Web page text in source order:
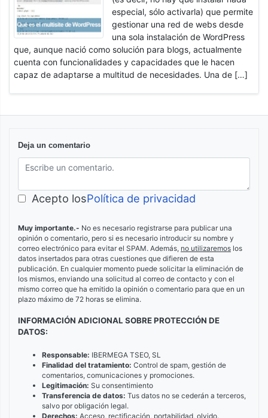
especial, sólo activarla) que permite
gestionar una red de webs desde
una sola instalación de WordPress
que, aunque nació como solución para blogs, actualmente
cuenta con funcionalidades y capacidades que le hacen
capaz de adaptarse a multitud de necesidades. Una de […]
Deja un comentario
Acepto losPolítica de privacidad
Muy importante.- No es necesario registrarse para publicar una
opinión o comentario, pero si es necesario introducir su nombre y
correo electrónico para evitar el SPAM. Además, no utilizaremos los
datos insertados para otras cuestiones que difieren de esta
publicación. En cualquier momento puede solicitar la eliminación de
los mismos, enviando una solicitud al correo de contacto y con el
mismo correo que ha emitido la opinión o comentario para que en un
plazo máximo de 72 horas se elimina.
INFORMACIÓN ADICIONAL SOBRE PROTECCIÓN DE
DATOS:
Responsable: IBERMEGA TSEO, SL
Finalidad del tratamiento: Control de spam, gestión de
comentarios, comunicaciones y promociones.
Legitimación: Su consentimiento
Transferencia de datos: Tus datos no se cederán a terceros,
salvo por obligación legal.
Derechos: Acceso, rectificación, portabilidad, olvido.